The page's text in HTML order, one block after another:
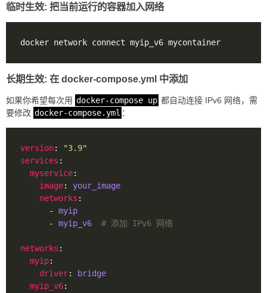
临时生效: 把当前运行的容器加入网络
长期生效: 在 docker-compose.yml 中添加
如果你希望每次用 docker-compose up 都自动连接 IPv6 网络，需
要修改 docker-compose.yml ：
version:
"3.9"
services
myservice
image: your_image
networks
      -
myip
      -
myip_v6 # 添加 IPv6 网络
networks
myip
driver:
bridge
myip_v6